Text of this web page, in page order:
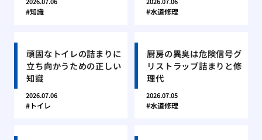
知識 水道修理
頑固なトイレの詰まりに
立ち向かうための正しい
知識
2026.07.06
トイレ
厨房の異臭は危険信号グ
リストラップ詰まりと修
理代
2026.07.05
水道修理